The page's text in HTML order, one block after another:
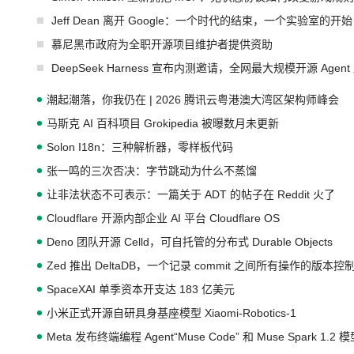
Jeff Dean 离开 Google：一个时代的结束，一个实验室的开始
慕尼黑市政府为全职开源项目维护者提供资助
DeepSeek Harness 宣布内测邀请，全网最大规模开源 Agent
潮起潮落，你我仍在 | 2026 腾讯云粤港澳大湾区架构师峰会
马斯克 AI 百科项目 Grokipedia 被曝数月未更新
Solon I18n：三种解析器，零样板代码
张一鸣的三次否决：字节跳动为什么不蒸馏
让非法状态不可表示：一篇关于 ADT 的帖子在 Reddit 火了
Cloudflare 开源内部企业 AI 平台 Cloudflare OS
Deno 团队开源 Celld，可自托管的分布式 Durable Objects
Zed 推出 DeltaDB，一个记录 commit 之间所有操作的版本控
SpaceXAI 单季资本开支达 183 亿美元
小米正式开源自研具身基座模型 Xiaomi-Robotics-1
Meta 发布终端编程 Agent“Muse Code” 和 Muse Spark 1.2 模